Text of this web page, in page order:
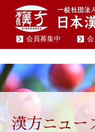
会員募集中
漢方ニュー